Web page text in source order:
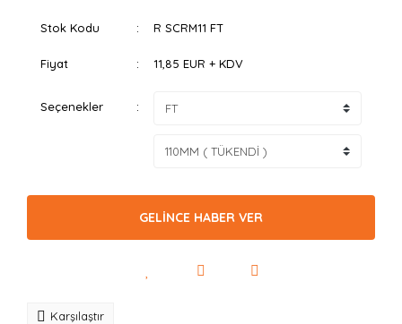
Stok Kodu R SCRM11 FT
Fiyat 11,85 EUR + KDV
Seçenekler
GELİNCE HABER VER
Karşılaştır